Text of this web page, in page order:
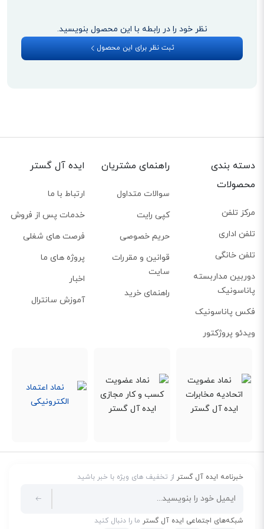
دقیقه ذخیره کند. با این میزان حافظه، دیگر مطمئن باشید که پیامی را از دست
SL910A می‌توان به امکان تنظیم میزان صدا در حین مکالمه تلفنی اشاره کرد.
همچنین با استفاده از بلوتوث، تلفن SL910A را به هدست خود وصل کرده تا با
هدست به تماس‌ها پاسخ دهید.
هنگام تماس، عکس مخاطب بر روی نمایشگر ظاهر می‌شود. همچنین به راحتی
انتقال دهید. دفترچه مخاطبین این تلفن با امکان ذخیره 500 مخاطب، کاربر را قادر
نظر خود را در رابطه با این محصول بنویسید.
ثبت نظر برای این محصول
دسته بندی
محصولات
مرکز تلفن
تلفن اداری
تلفن خانگی
دوربین مداربسته
پاناسونیک
فکس پاناسونیک
ویدئو پروژکتور
راهنمای مشتریان
سوالات متداول
کپی رایت
حریم خصوصی
قوانین و مقررات
سایت
راهنمای خرید
ایده آل گستر
ارتباط با ما
خدمات پس از فروش
فرصت های شغلی
پروژه های ما
اخبار
آموزش سانترال
خبرنامه ایده آل گستراز تخفیف های ویژه با خبر باشید
شبکه‌های اجتماعی ایده آل گسترما را دنبال کنید